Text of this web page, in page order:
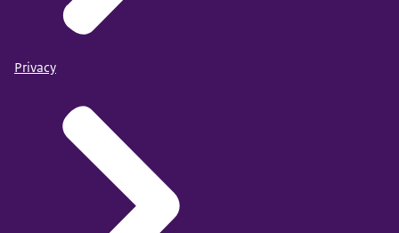
Privacy